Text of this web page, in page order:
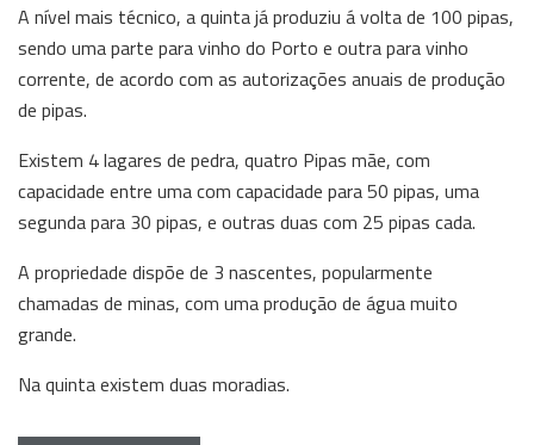
A nível mais técnico, a quinta já produziu á volta de 100 pipas,
sendo uma parte para vinho do Porto e outra para vinho
corrente, de acordo com as autorizações anuais de produção
de pipas.
Existem 4 lagares de pedra, quatro Pipas mãe, com
capacidade entre uma com capacidade para 50 pipas, uma
segunda para 30 pipas, e outras duas com 25 pipas cada.
A propriedade dispõe de 3 nascentes, popularmente
chamadas de minas, com uma produção de água muito
grande.
Na quinta existem duas moradias.